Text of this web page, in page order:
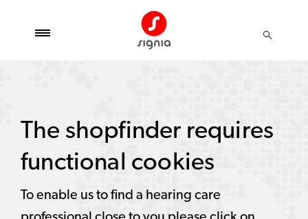
The shopfinder requires
functional cookies
To enable us to find a hearing care